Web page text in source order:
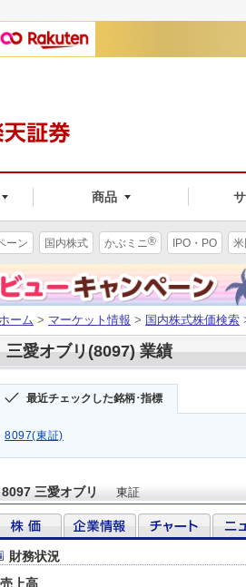
商品
ーン 国内株式 かぶミニ® IPO・PO
ホーム > マーケット情報 > 国内株式株価検索
三愛オブリ(8097) 業績
最近チェックした銘柄･指標
8097(東証)
8097 三愛オブリ 東証